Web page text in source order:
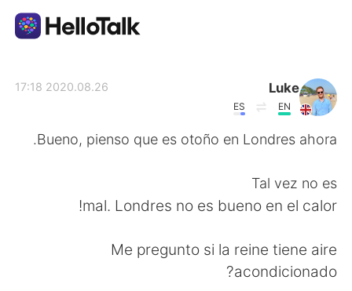
Luke
EN
ES
2020.08.26 17:18
Bueno, pienso que es otoño en Londres ahora.
Tal vez no es
mal. Londres no es bueno en el calor!
Me pregunto si la reine tiene aire
acondicionado?